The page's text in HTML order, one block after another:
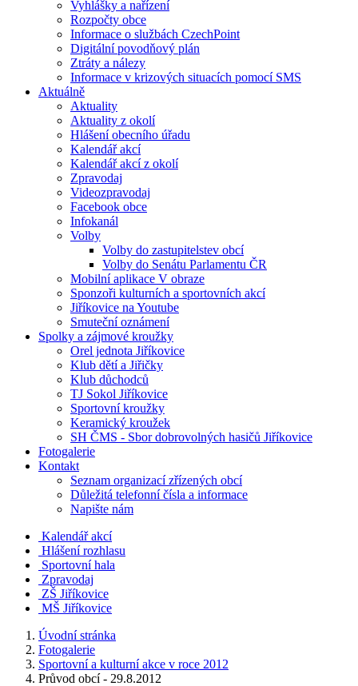
Vyhlášky a nařízení
Rozpočty obce
Informace o službách CzechPoint
Digitální povodňový plán
Ztráty a nálezy
Informace v krizových situacích pomocí SMS
Aktuálně
Aktuality
Aktuality z okolí
Hlášení obecního úřadu
Kalendář akcí
Kalendář akcí z okolí
Zpravodaj
Videozpravodaj
Facebook obce
Infokanál
Volby
Volby do zastupitelstev obcí
Volby do Senátu Parlamentu ČR
Mobilní aplikace V obraze
Sponzoři kulturních a sportovních akcí
Jiříkovice na Youtube
Smuteční oznámení
Spolky a zájmové kroužky
Orel jednota Jiříkovice
Klub dětí a Jiřičky
Klub důchodců
TJ Sokol Jiříkovice
Sportovní kroužky
Keramický kroužek
SH ČMS - Sbor dobrovolných hasičů Jiříkovice
Fotogalerie
Kontakt
Seznam organizací zřízených obcí
Důležitá telefonní čísla a informace
Napište nám
Kalendář akcí
Hlášení rozhlasu
Sportovní hala
Zpravodaj
ZŠ Jiříkovice
MŠ Jiříkovice
Úvodní stránka
Fotogalerie
Sportovní a kulturní akce v roce 2012
Průvod obcí - 29.8.2012